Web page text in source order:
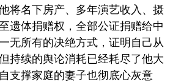
将名下房产、多年演艺收入、摄
遗体捐赠权，全部公证捐赠给中
无所有的决绝方式，证明自己从
持续的舆论消耗已经耗尽了他大
支撑家庭的妻子也彻底心灰意